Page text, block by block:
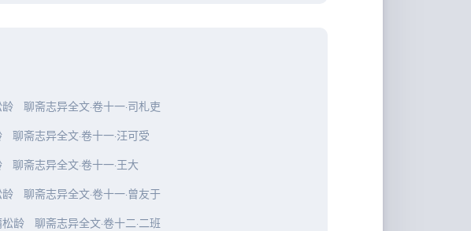
龄 聊斋志异全文·卷十一·司札吏
聊斋志异全文·卷十一·汪可受
聊斋志异全文·卷十一·王大
龄 聊斋志异全文·卷十一·曾友于
松龄 聊斋志异全文·卷十二·二班